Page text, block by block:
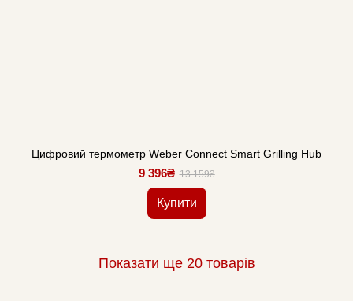
Цифровий термометр Weber Connect Smart Grilling Hub
9 396₴ 13 159₴
Купити
Показати ще 20 товарів